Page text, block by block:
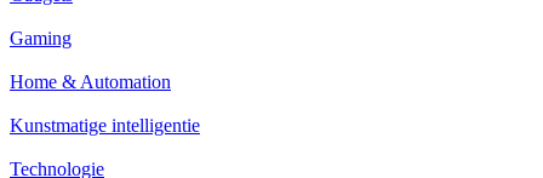
Gaming
Home & Automation
Kunstmatige intelligentie
Technologie